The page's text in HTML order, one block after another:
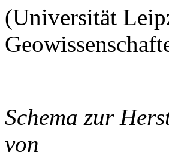
(Universität
Schema zur
von